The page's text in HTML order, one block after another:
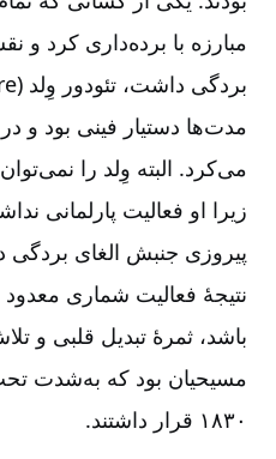
مبارزه با برده‌‌داری كرد و
بردگی داشت، تئودور وِلد (
مدت‌‌ها دستیار فینی بود و
می‌‌کرد. البته وِلد را
زیرا او فعالیت پارلمانی
پیروزی جنبش الغای بردگی
نتیجۀ فعالیت شماری
باشد، ثمرۀ تبدیل قلبی و
مسیحیان بود که به‌‌شدت تحت
۱۸۳۰ قرار داشتند.